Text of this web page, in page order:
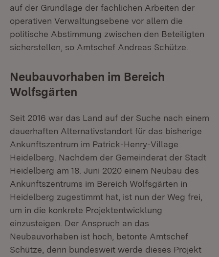
auf der Grundlage der fachlichen Arbeiten der
operativen Verwaltungsebene vor allem die
politische Abstimmung zwischen den Beteiligten
sicherstellen, so Amtschef Andreas Schütze.
Neubauvorhaben im Bereich
Wolfsgärten
Seit 2016 war das Land auf der Suche nach einem
dauerhaften Alternativstandort für das bisherige
Ankunftszentrum im Patrick-Henry-Village
Heidelberg. Nachdem der Gemeinderat der Stadt
Heidelberg am 18. Juni 2020 einem Neubau des
Ankunftszentrums im Bereich Wolfsgärten in
Heidelberg zugestimmt hat, ist nun der Weg frei,
um in die konkrete Projektentwicklung
einzusteigen. Der Anspruch an das
Neubauvorhaben ist hoch, betonte Amtschef
Schütze, denn bundesweit werde dieses Projekt